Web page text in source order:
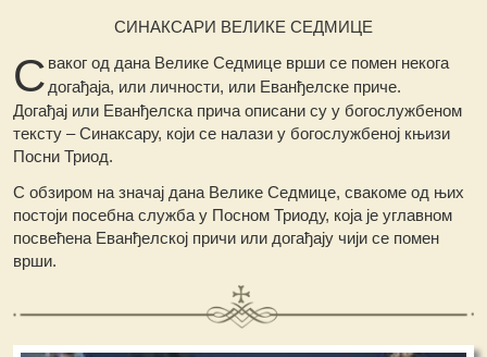
СИНАКСАРИ ВЕЛИКЕ СЕДМИЦЕ
С ваког од дана Велике Седмице врши се помен некога
догађаја, или личности, или Еванђелске приче.
Догађај или Еванђелска прича описани су у богослужбеном
тексту – Синаксару, који се налази у богослужбеној књизи
Посни Триод.
С обзиром на значај дана Велике Седмице, свакоме од њих
постоји посебна служба у Посном Триоду, која је углавном
посвећена Еванђелској причи или догађају чији се помен
врши.